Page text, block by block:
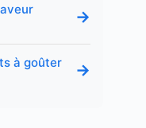
→
à goûter
→